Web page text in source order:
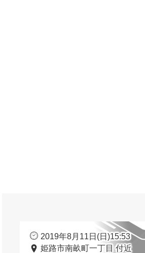
2019年8月11日(日)15:53
姫路市南畝町一丁目 付近